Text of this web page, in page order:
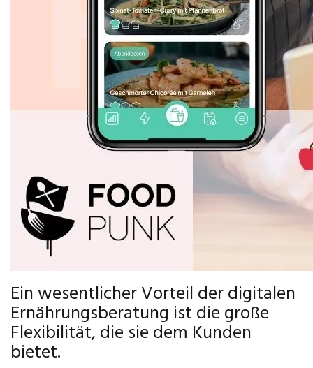
Ein wesentlicher Vorteil der digitalen
Ernährungsberatung ist die große
Flexibilität, die sie dem Kunden
bietet.